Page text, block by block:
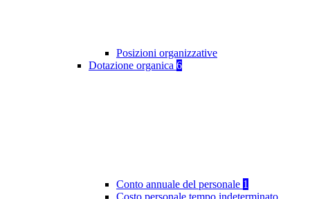
Posizioni organizzative
Dotazione organica 6
Conto annuale del personale 1